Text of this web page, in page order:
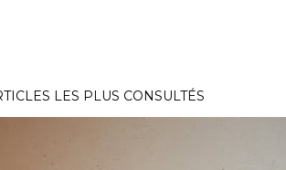
LES PLUS CONSULTÉS